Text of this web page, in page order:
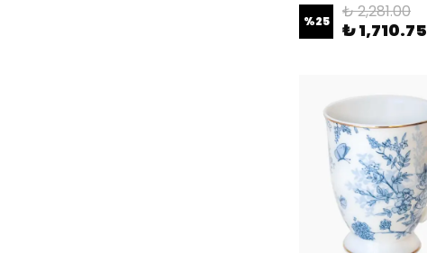
%25 ₺ 2,281.00
₺ 1,710.75